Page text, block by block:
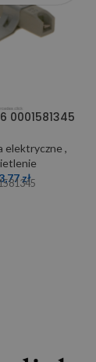
0001581345
elektryczne ,
zł